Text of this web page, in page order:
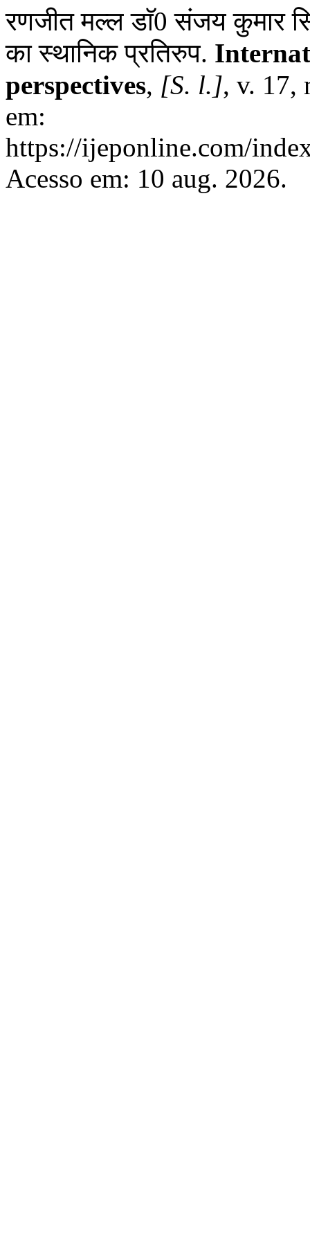
रणजीत मल्ल डाॅ0 संजय कुमार
का स्थानिक प्रतिरुप.
perspectives, [S. l.], v. 17,
em:
https://ijeponline.com/
Acesso em: 10 aug. 2026.